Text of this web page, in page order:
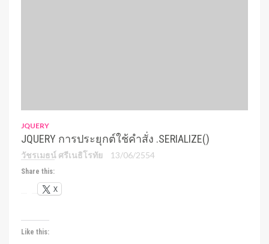
JQUERY
JQUERY การประยุกต์ใช้คำสั่ง .SERIALIZE()
วัชรเมธน์ ศรีเนธิโรทัย 13/06/2554
Share this:
X
Like this: